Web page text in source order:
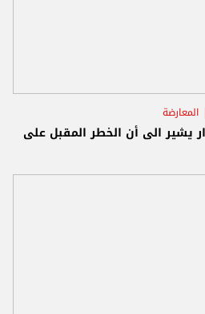
المعارضة
اللبنانية: تحالف 8 آذار يشير الى أن الخطر المقبل على